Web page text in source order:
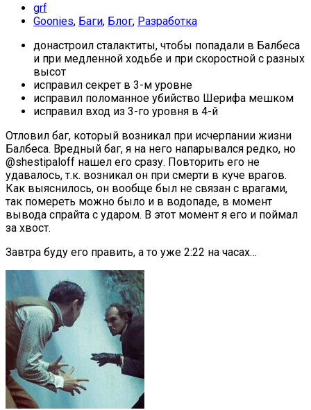
grf
Goonies, Баги, Блог, Разработка
донастроил сталактиты, чтобы попадали в Балбеса
и при медленной ходьбе и при скоростной с разных
высот
исправил секрет в 3-м уровне
исправил поломанное убийство Шерифа мешком
исправил вход из 3-го уровня в 4-й
Отловил баг, который возникал при исчерпании жизни
Балбеса. Вредный баг, я на него напарывался редко, но
@shestipaloff нашел его сразу. Повторить его не
удавалось, т.к. возникал он при смерти в куче врагов.
Как выяснилось, он вообще был не связан с врагами,
так помереть можно было и в водопаде, в момент
вывода спрайта с ударом. В этот момент я его и поймал
за хвост.
Завтра буду его править, а то уже 2:22 на часах…